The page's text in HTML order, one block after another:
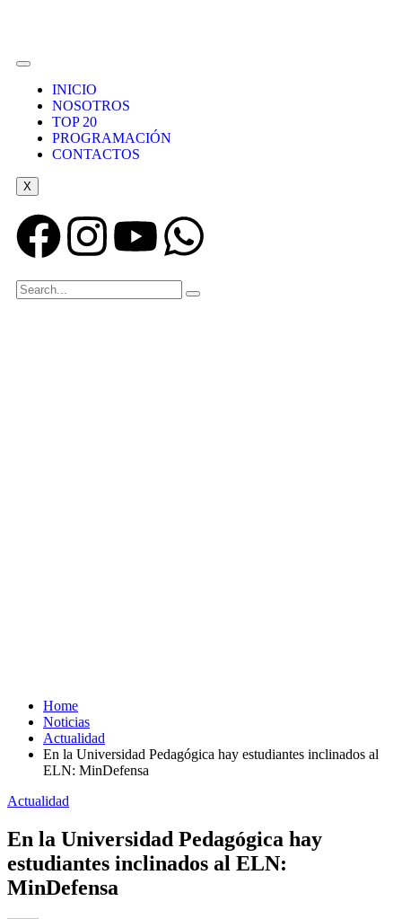
INICIO
NOSOTROS
TOP 20
PROGRAMACIÓN
CONTACTOS
X
Home
Noticias
Actualidad
En la Universidad Pedagógica hay estudiantes inclinados al
ELN: MinDefensa
Actualidad
En la Universidad Pedagógica hay
estudiantes inclinados al ELN:
MinDefensa